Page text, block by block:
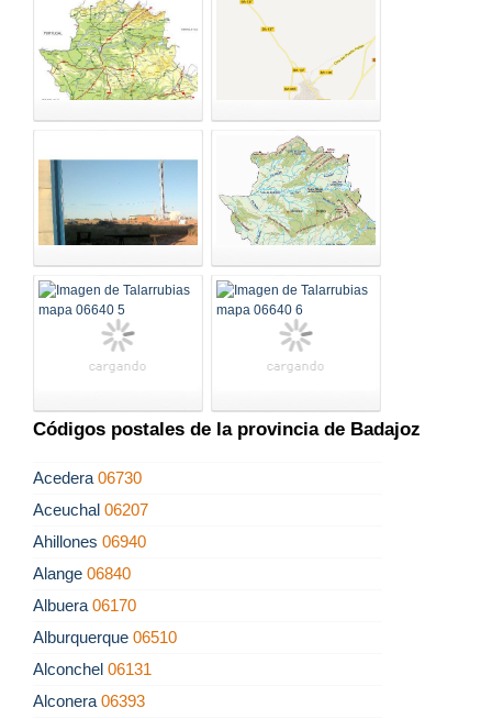
Códigos postales de la provincia de Badajoz
Acedera 06730
Aceuchal 06207
Ahillones 06940
Alange 06840
Albuera 06170
Alburquerque 06510
Alconchel 06131
Alconera 06393